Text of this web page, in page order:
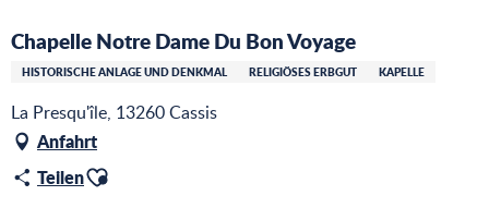
Chapelle Notre Dame Du Bon Voyage
HISTORISCHE ANLAGE UND DENKMAL RELIGIÖSES ERBGUT KAPELLE
La Presqu'île, 13260 Cassis
Anfahrt
TeilenAjouter aux favoris